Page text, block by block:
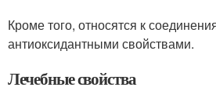
Кроме того, относятся к
антиоксидантными свойствами.
Лечебные свойства